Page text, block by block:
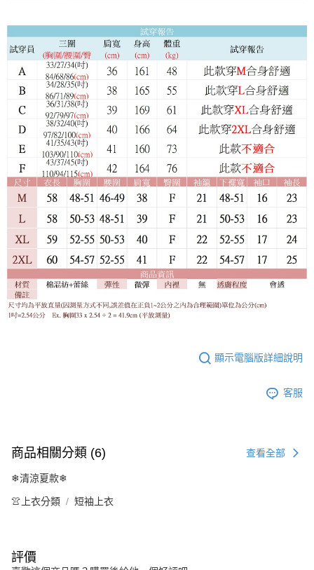
顯示電腦版詳細說明
客服
商品相關分類 (6) 查看全部
❄清涼夏款❄
👚上衣分類 短袖上衣
評價